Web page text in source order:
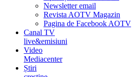
Newsletter email
Revista AOTV Magazin
Pagina de Facebook AOTV
Canal TV
live&emisiuni
Video
Mediacenter
Știri